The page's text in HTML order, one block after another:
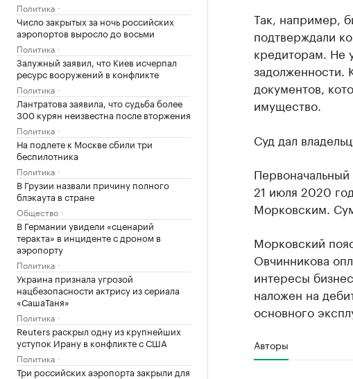
Политика
Число закрытых за ночь российских
аэропортов выросло до восьми
Политика
Залужный заявил, что Киев исчерпал
ресурс вооружений в конфликте
Политика
Лантратова заявила, что судьба более
300 курян неизвестна после вторжения
Политика
На подлете к Москве сбили три
беспилотника
Политика
В Грузии назвали причину полного
блэкаута в стране
Общество
В Германии увидели «сценарий
теракта» в инциденте с дроном в
аэропорту
Политика
Украина признала угрозой
нацбезопасности актрису из сериала
«СашаТаня»
Политика
Reuters раскрыл одну из крупнейших
уступок Ирану в конфликте с США
Политика
Три российских аэропорта закрыли для
Так, например,
подтверждали
кредиторам. Не
задолженности.
документов,
имущество.
Суд дал
21 июля 2020
Морковским.
Морковский
Овчинникова
интересы
наложен на
основного
Авторы